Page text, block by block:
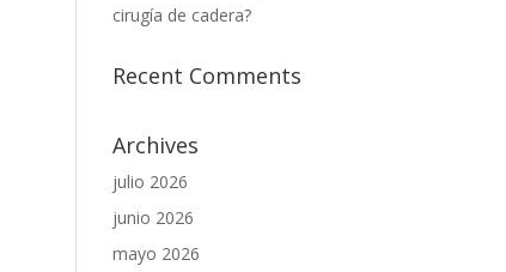
cirugía de cadera?
Recent Comments
Archives
julio 2026
junio 2026
mayo 2026